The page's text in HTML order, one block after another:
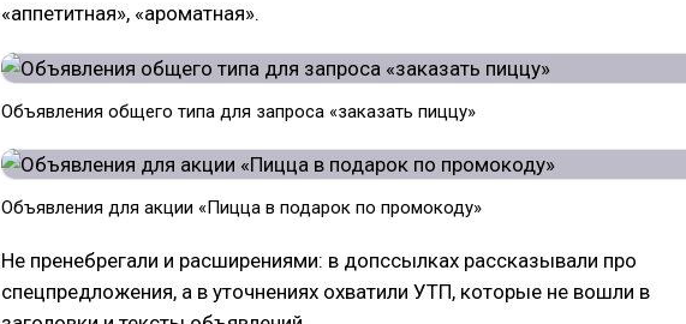
«аппетитная», «ароматная».
Объявления общего типа для запроса «заказать пиццу»
Объявления для акции «Пицца в подарок по промокоду»
Не пренебрегали и расширениями: в допссылках рассказывали про
спецпредложения, а в уточнениях охватили УТП, которые не вошли в